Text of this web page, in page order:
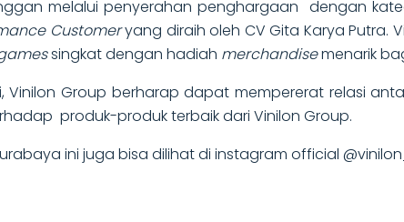
melalui penyerahan penghargaan dengan
Customeryang diraih oleh CV Gita Karya Putra.
singkat dengan hadiah merchandisemenarik
Group berharap dapat mempererat relasi
produk-produk terbaik dari Vinilon Group.
ini juga bisa dilihat di instagram official